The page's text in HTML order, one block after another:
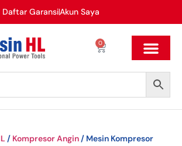
Daftar GaransiAkun Saya
0
/ Kompresor Angin / Mesin Kompresor